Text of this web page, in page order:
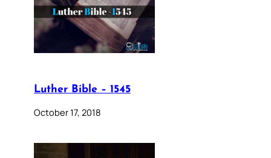
Luther Bible – 1545
October 17, 2018